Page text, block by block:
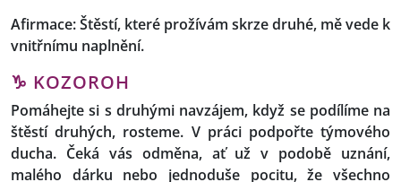
Afirmace: Štěstí, které prožívám skrze druhé, mě vede k
vnitřnímu naplnění.
♑ KOZOROH
Pomáhejte si s druhými navzájem, když se podílíme na
štěstí druhých, rosteme. V práci podpořte týmového
ducha. Čeká vás odměna, ať už v podobě uznání,
malého dárku nebo jednoduše pocitu, že všechno